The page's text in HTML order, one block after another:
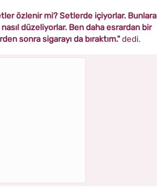
özlenir mi? Setlerde içiyorlar. Bunlara
düzeliyorlar. Ben daha esrardan bir
sonra sigarayı da bıraktım." dedi.